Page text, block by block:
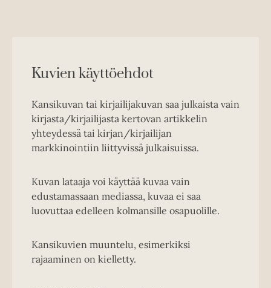
Kuvien käyttöehdot
Kansikuvan tai kirjailijakuvan saa julkaista vain
kirjasta/kirjailijasta kertovan artikkelin
yhteydessä tai kirjan/kirjailijan
markkinointiin liittyvissä julkaisuissa.
Kuvan lataaja voi käyttää kuvaa vain
edustamassaan mediassa, kuvaa ei saa
luovuttaa edelleen kolmansille osapuolille.
Kansikuvien muuntelu, esimerkiksi
rajaaminen on kielletty.